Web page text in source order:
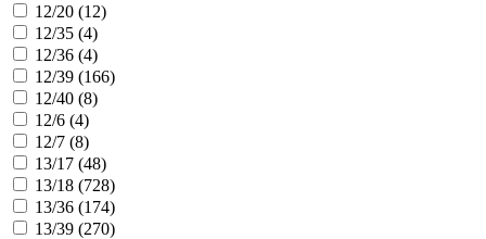
12/20 (12)
12/35 (4)
12/36 (4)
12/39 (166)
12/40 (8)
12/6 (4)
12/7 (8)
13/17 (48)
13/18 (728)
13/36 (174)
13/39 (270)